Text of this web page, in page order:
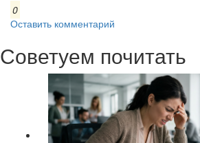
0
Оставить комментарий
Советуем почитать